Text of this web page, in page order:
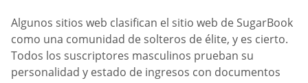
Algunos sitios web clasifican el sitio web de SugarBook
como una comunidad de solteros de élite, y es cierto.
Todos los suscriptores masculinos prueban su
personalidad y estado de ingresos con documentos